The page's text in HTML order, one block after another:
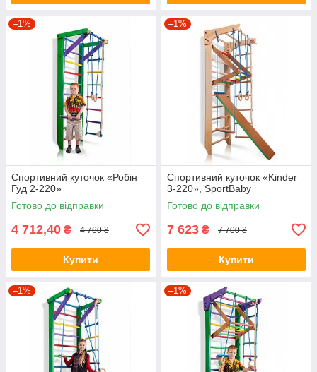
–1%
Спортивний куточок «Робін
Гуд 2-220»
Готово до відправки
4 712,40 ₴ 4 760 ₴
Купити
–1%
Спортивний куточок «Kinder
3-220», SportBaby
Готово до відправки
7 623 ₴ 7 700 ₴
Купити
–1% –1%